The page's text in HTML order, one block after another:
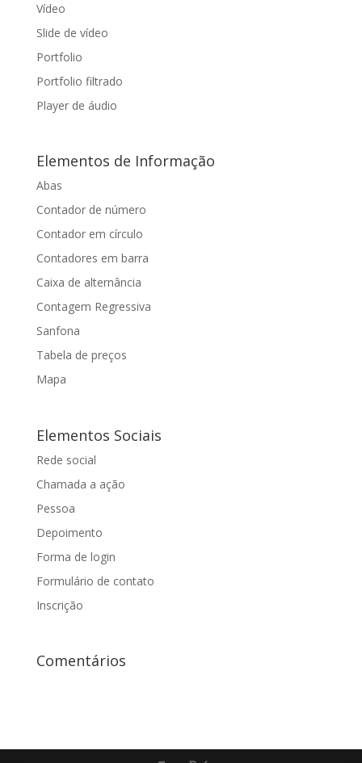
Vídeo
Slide de vídeo
Portfolio
Portfolio filtrado
Player de áudio
Elementos de Informação
Abas
Contador de número
Contador em círculo
Contadores em barra
Caixa de alternância
Contagem Regressiva
Sanfona
Tabela de preços
Mapa
Elementos Sociais
Rede social
Chamada a ação
Pessoa
Depoimento
Forma de login
Formulário de contato
Inscrição
Comentários